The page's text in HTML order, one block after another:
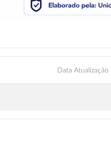
Data Atualização